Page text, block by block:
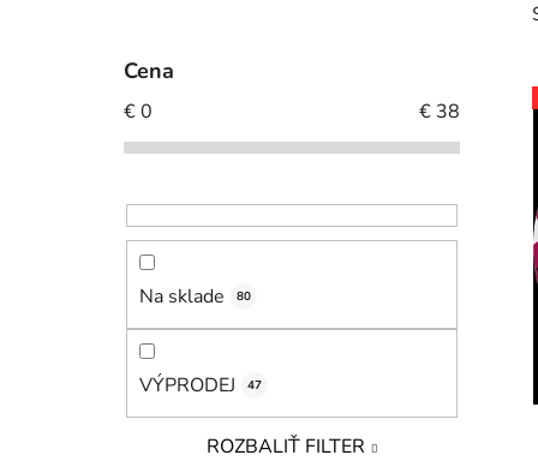
Cena
€0 € 38
Na sklade 80
VÝPRODEJ 47
ROZBALIŤ FILTER